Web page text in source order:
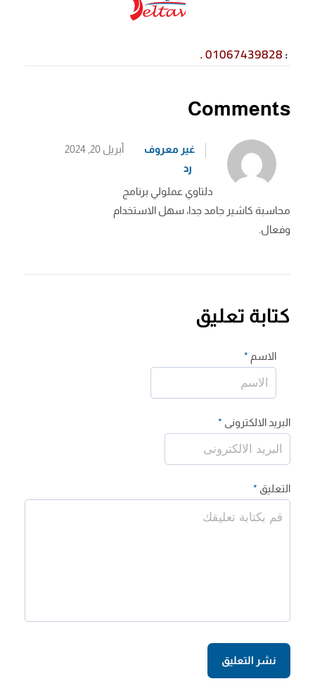
:
01067439828
.
Comments
غير معروف أبريل 20, 2024
رد
دلتاوي عملولي برنامج
محاسبة كاشير جامد جدا، سهل الاستخدام
وفعال.
كتابة تعليق
الاسم *
البريد الالكترونى *
التعليق *